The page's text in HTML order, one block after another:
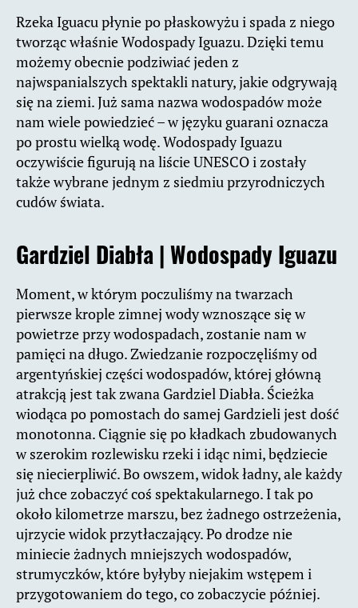
Rzeka Iguacu płynie po płaskowyżu i spada z niego
tworząc właśnie Wodospady Iguazu. Dzięki temu
możemy obecnie podziwiać jeden z
najwspanialszych spektakli natury, jakie odgrywają
się na ziemi. Już sama nazwa wodospadów może
nam wiele powiedzieć – w języku guarani oznacza
po prostu wielką wodę. Wodospady Iguazu
oczywiście figurują na liście UNESCO i zostały
także wybrane jednym z siedmiu przyrodniczych
cudów świata.
Gardziel Diabła |Wodospady Iguazu
Moment, w którym poczuliśmy na twarzach
pierwsze krople zimnej wody wznoszące się w
powietrze przy wodospadach, zostanie nam w
pamięci na długo. Zwiedzanie rozpoczęliśmy od
argentyńskiej części wodospadów, której główną
atrakcją jest tak zwana Gardziel Diabła. Ścieżka
wiodąca po pomostach do samej Gardzieli jest dość
monotonna. Ciągnie się po kładkach zbudowanych
w szerokim rozlewisku rzeki i idąc nimi, będziecie
się niecierpliwić. Bo owszem, widok ładny, ale każdy
już chce zobaczyć coś spektakularnego. I tak po
około kilometrze marszu, bez żadnego ostrzeżenia,
ujrzycie widok przytłaczający. Po drodze nie
miniecie żadnych mniejszych wodospadów,
strumyczków, które byłyby niejakim wstępem i
przygotowaniem do tego, co zobaczycie później.